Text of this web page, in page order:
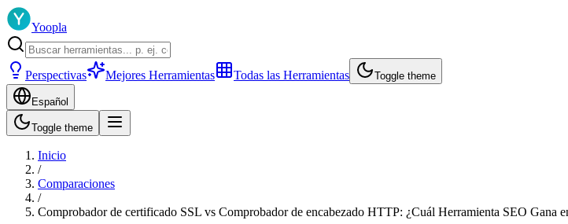
Yoopla
Perspectivas Mejores Herramientas Todas las Herramientas Toggle theme
Español
Toggle theme
Inicio
/
Comparaciones
/
Comprobador de certificado SSL vs Comprobador de encabezado HTTP: ¿Cuál Herramienta SEO Gana